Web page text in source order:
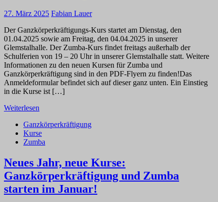
27. März 2025 Fabian Lauer
Der Ganzkörperkräftigungs-Kurs startet am Dienstag, den
01.04.2025 sowie am Freitag, den 04.04.2025 in unserer
Glemstalhalle. Der Zumba-Kurs findet freitags außerhalb der
Schulferien von 19 – 20 Uhr in unserer Glemstalhalle statt. Weitere
Informationen zu den neuen Kursen für Zumba und
Ganzkörperkräftigung sind in den PDF-Flyern zu finden!Das
Anmeldeformular befindet sich auf dieser ganz unten. Ein Einstieg
in die Kurse ist […]
Weiterlesen
Ganzkörperkräftigung
Kurse
Zumba
Neues Jahr, neue Kurse:
Ganzkörperkräftigung und Zumba
starten im Januar!